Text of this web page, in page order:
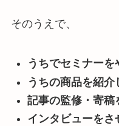
そのうえで、
うちでセミナーを
うちの商品を紹介
記事の監修・寄稿
インタビューをさ